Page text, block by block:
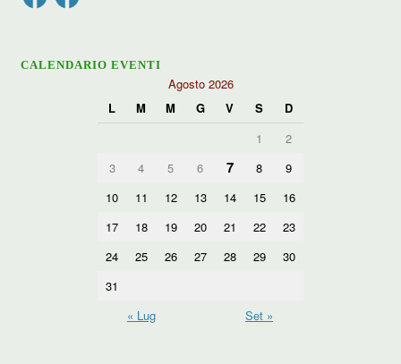
CALENDARIO EVENTI
Agosto 2026
L
M M G V S
D
1
2
3
4 5 6 7 8
9
10
11 12 13 14 15
16
17
18 19 20 21 22
23
24
25 26 27 28 29
30
31
« Lug
Set »